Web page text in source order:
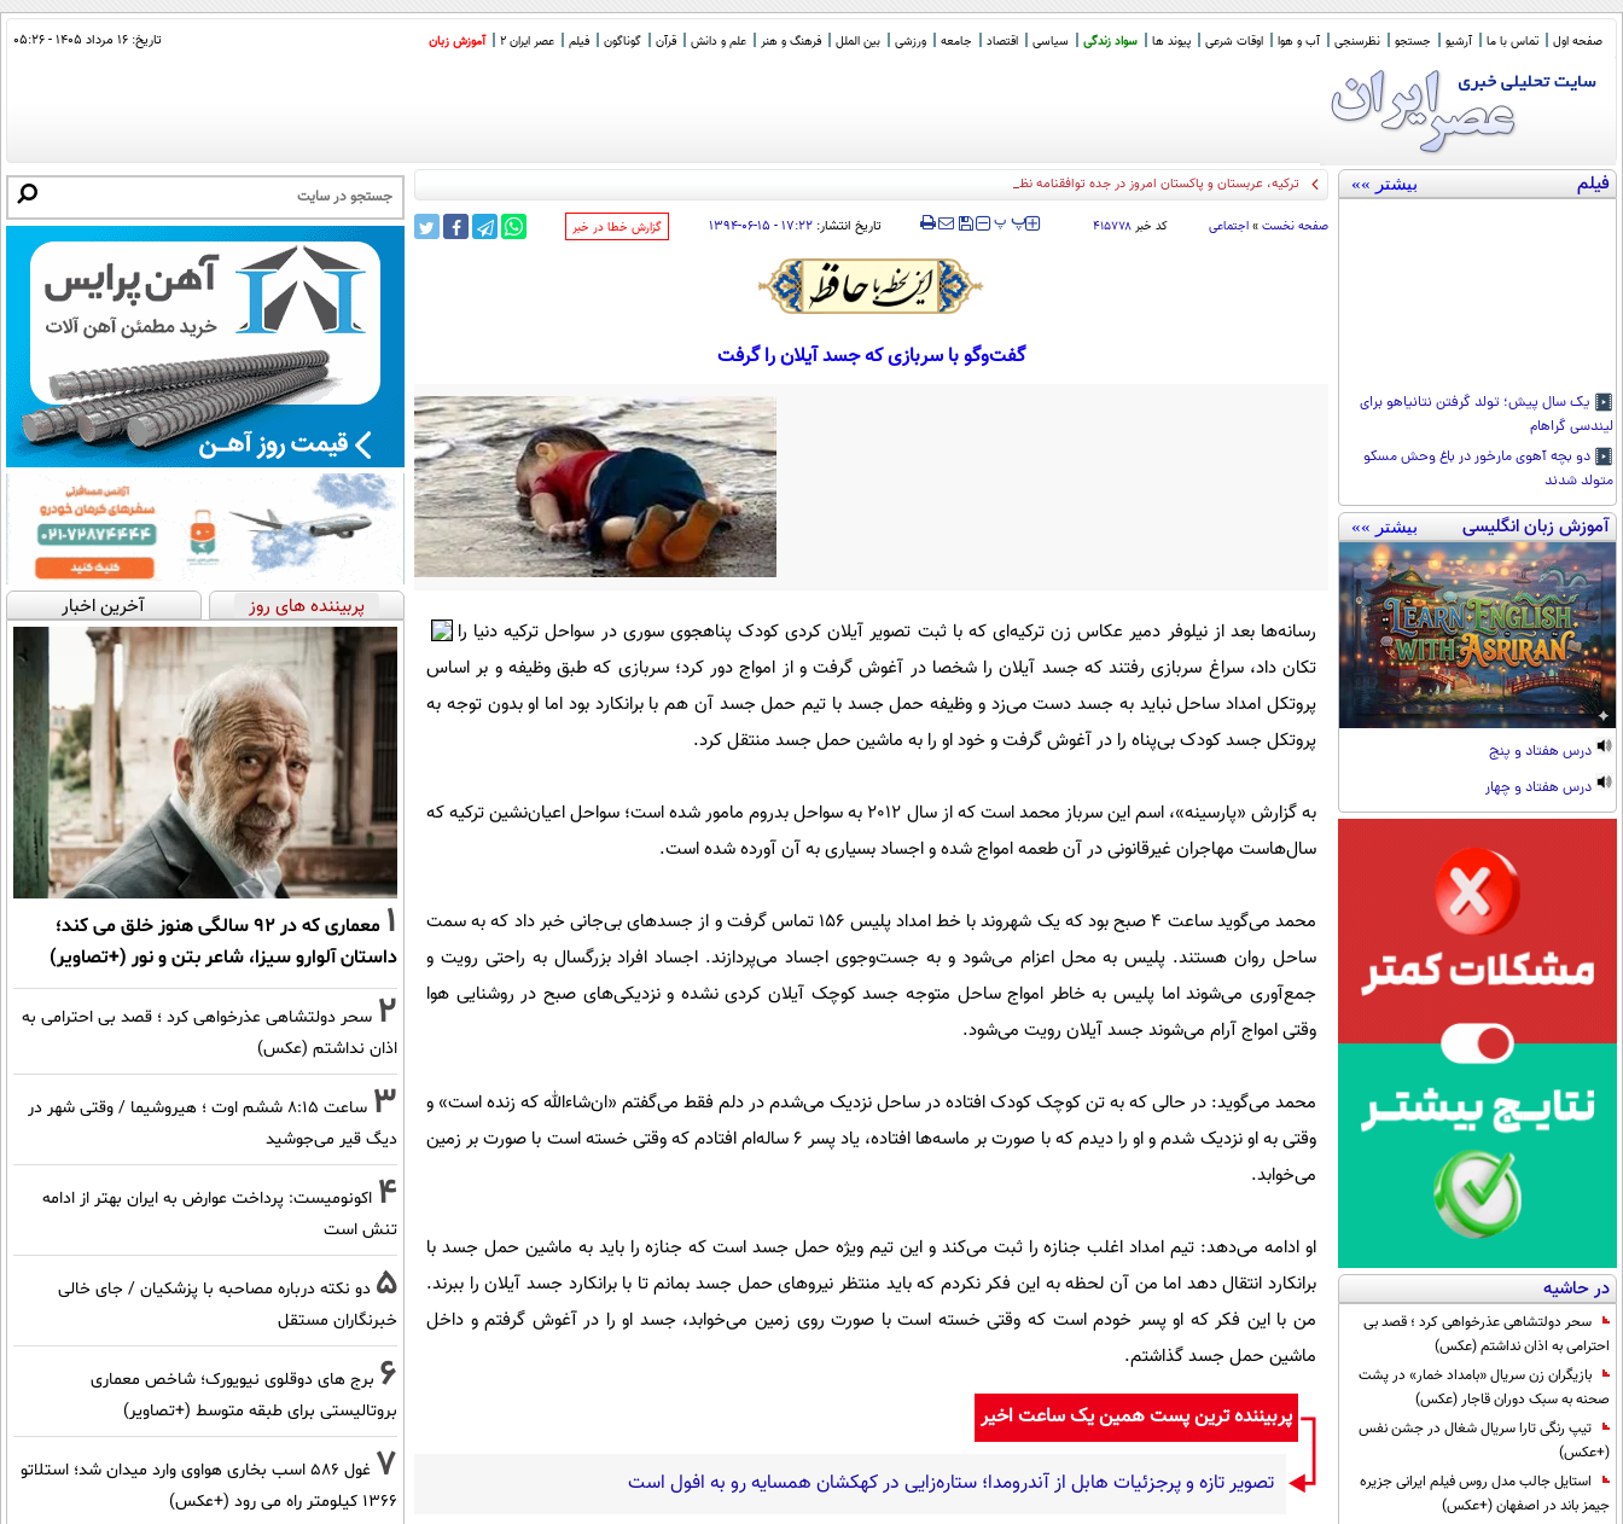
صفحه اول تماس با ما آرشیو جستجو نظرسنجی آب و هوا اوقات شرعی پیوند ها سواد زندگی سیاسی اقتصاد جامعه ورزشی بین الملل فرهنگ و هنر علم و دانش قرآن گوناگون فیلم عصر ایران 2 آموزش زبان تاریخ: ۱۶ مرداد ۱۴۰۵ - ۰۵:۲۶
فیلم بیشتر »»
یک سال پیش؛ تولد گرفتن نتانیاهو برای
لیندسی گراهام
دو بچه آهوی مارخور در باغ وحش مسکو
متولد شدند
آموزش زبان انگلیسی بیشتر »»
درس هفتاد و پنج
درس هفتاد و چهار
در حاشیه
سحر دولتشاهی عذرخواهی کرد ؛ قصد بی
احترامی به اذان نداشتم (عکس)
بازیگران زن سریال «بامداد خمار» در پشت
صحنه به سبک دوران قاجار (عکس)
تیپ رنگی تارا سریال شغال در جشن نفس
(+عکس)
استایل جالب مدل روس فیلم ایرانی جزیره
جیمز باند در اصفهان (+عکس)
ترکیه، عربستان و پاکستان امروز در جده توافقنامه نظامی مشترک امضا
صفحه نخست » اجتماعی کد خبر ۴۱۵۷۷۸ ‍‍‍ پ پ تاریخ انتشار:۱۷:۲۲ - ۱۵-۰۶-۱۳۹۴ ‌گزارش خطا در خبر
گفت‌وگو با سربازی که جسد آیلان را گرفت
رسانه‌ها بعد از نیلوفر دمیر عکاس زن ترکیه‌ای که با ثبت تصویر آیلان کردی کودک پناهجوی سوری در سواحل ترکیه دنیا را
تکان داد، سراغ سربازی رفتند که جسد آیلان را شخصا در آغوش گرفت و از امواج دور کرد؛ سربازی که طبق وظیفه و بر اساس
پروتکل امداد ساحل نباید به جسد دست می‌زد و وظیفه حمل جسد با تیم حمل جسد آن هم با برانکارد بود اما او بدون توجه به
پروتکل جسد کودک بی‌پناه را در آغوش گرفت و خود او را به ماشین حمل جسد منتقل کرد.
به گزارش «پارسینه»، اسم این سرباز محمد است که از سال 2012 به سواحل بدروم مامور شده است؛ سواحل اعیان‌نشین ترکیه که
سال‌هاست مهاجران غیرقانونی در آن طعمه امواج شده و اجساد بسیاری به آن آورده شده است.
محمد می‌گوید ساعت 4 صبح بود که یک شهروند با خط امداد پلیس 156 تماس گرفت و از جسدهای بی‌جانی خبر داد که به سمت
ساحل روان هستند. پلیس به محل اعزام می‌شود و به جست‌وجوی اجساد می‌پردازند. اجساد افراد بزرگسال به راحتی رویت و
جمع‌آوری می‌شوند اما پلیس به خاطر امواج ساحل متوجه جسد کوچک آیلان کردی نشده و نزدیکی‌های صبح در روشنایی هوا
وقتی امواج آرام می‌شوند جسد آیلان رویت می‌شود.
محمد می‌گوید: در حالی که به تن کوچک کودک افتاده در ساحل نزدیک می‌شدم در دلم فقط می‌گفتم «ان‌شاءالله که زنده است» و
وقتی به او نزدیک شدم و او را دیدم که با صورت بر ماسه‌ها افتاده، یاد پسر 6 ساله‌ام افتادم که وقتی خسته است با صورت بر زمین
می‌خوابد.
او ادامه می‌دهد: تیم امداد اغلب جنازه را ثبت می‌کند و این تیم ویژه حمل جسد است که جنازه را باید به ماشین حمل جسد با
برانکارد انتقال دهد اما من آن لحظه به این فکر نکردم که باید منتظر نیروهای حمل جسد بمانم تا با برانکارد جسد آیلان را ببرند.
من با این فکر که او پسر خودم است که وقتی خسته است با صورت روی زمین می‌خوابد، جسد او را در آغوش گرفتم و داخل
ماشین حمل جسد گذاشتم.
پربیننده ترین پست همین یک ساعت اخیر
تصویر تازه و پرجزئیات هابل از آندرومدا؛ ستاره‌زایی در کهکشان همسایه رو به افول است
پربیننده های روز آخرین اخبار
1
معماری که در 92 سالگی هنوز خلق می کند؛
داستان آلوارو سیزا، شاعر بتن و نور (+تصاویر)
2 سحر دولتشاهی عذرخواهی کرد ؛ قصد بی احترامی به
اذان نداشتم (عکس)
3
ساعت ۸:۱۵ ششم اوت ؛ هیروشیما / وقتی شهر در
دیگ قیر می‌جوشید
4 اکونومیست: پرداخت عوارض به ایران بهتر از ادامه
تنش است
5 دو نکته درباره مصاحبه با پزشکیان / جای خالی
خبرنگاران مستقل
6 برج های دوقلوی نیویورک؛ شاخص معماری
بروتالیستی برای طبقه متوسط (+تصاویر)
7
غول 586 اسب بخاری هواوی وارد میدان شد؛ استلاتو
1366 کیلومتر راه می رود (+عکس)